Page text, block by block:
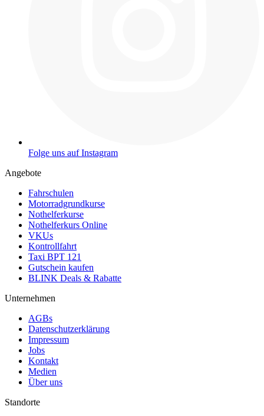
Folge uns auf Instagram
Angebote
Fahrschulen
Motorradgrundkurse
Nothelferkurse
Nothelferkurs Online
VKUs
Kontrollfahrt
Taxi BPT 121
Gutschein kaufen
BLINK Deals & Rabatte
Unternehmen
AGBs
Datenschutzerklärung
Impressum
Jobs
Kontakt
Medien
Über uns
Standorte